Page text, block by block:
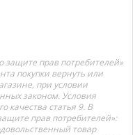
защите прав потребителей»
покупки вернуть или
при условии
законом. Условия
качества статья 9. В
прав потребителей»:
товар